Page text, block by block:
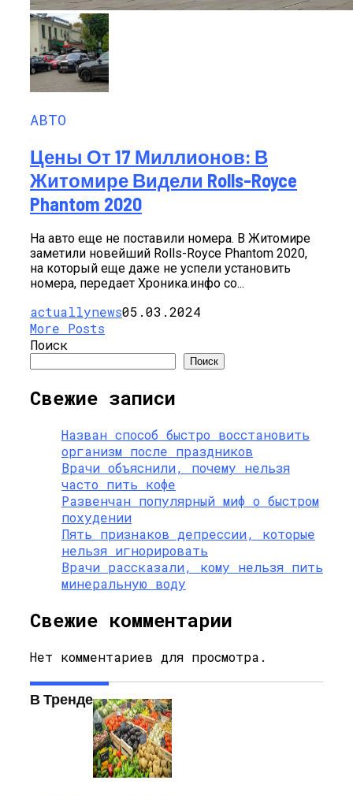
АВТО
Цены От 17 Миллионов: В
Житомире Видели Rolls-Royce
Phantom 2020
На авто еще не поставили номера. В Житомире
заметили новейший Rolls-Royce Phantom 2020,
на который еще даже не успели установить
номера, передает Хроника.инфо со...
actuallynews05.03.2024
More Posts
Поиск
Поиск
Свежие записи
Назван способ быстро восстановить
организм после праздников
Врачи объяснили, почему нельзя
часто пить кофе
Развенчан популярный миф о быстром
похудении
Пять признаков депрессии, которые
нельзя игнорировать
Врачи рассказали, кому нельзя пить
минеральную воду
Свежие комментарии
Нет комментариев для просмотра.
В Тренде